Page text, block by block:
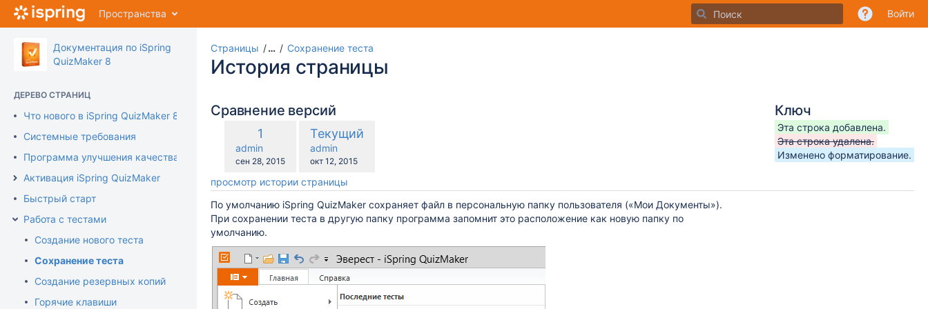
Перейти
содержимому
assistive.skiplink.to.breadcrumbs
assistive.skiplink.to.quick.search
Пространства Войти
Документация по iSpring
QuizMaker 8
ДЕРЕВО СТРАНИЦ
Что нового в iSpring QuizMaker 8
Системные требования
Программа улучшения качества продукта
Активация iSpring QuizMaker
Быстрый старт
Работа с тестами
Создание нового теста
Сохранение теста
Создание резервных копий
Горячие клавиши
Страницы … Сохранение теста
История страницы
Сравнение версий
Старая
версия
1
changes.mady.by.user
admin
Сохранено
сен 28, 2015
сравнению
Новая
версия
Текущий
changes.mady.by.user
admin
Сохранено
окт 12, 2015
просмотр истории страницы
Ключ
Эта строка добавлена.
Эта строка удалена.
Изменено форматирование.
По умолчанию iSpring QuizMaker сохраняет файл в персональную папку пользователя («Мои Документы»).
При сохранении теста в другую папку программа запомнит это расположение как новую папку по
умолчанию.